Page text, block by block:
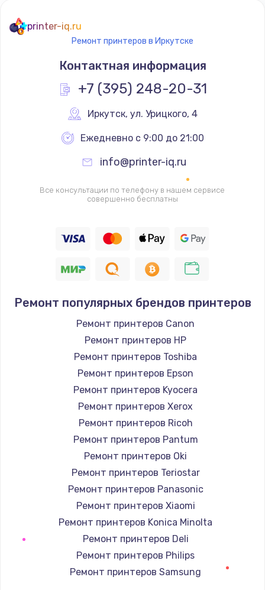
Замена термостата
1200 руб.
Заказать
Замена реле
Замена термопредохранителя
700 руб.
Замена ТЭНа
2500 руб.
Замена шнура
1400 руб.
Заказать
Замена / ремонт электронного модуля
управления
600 руб.
Заказать
Замена конфорки
1100 руб.
Заказать
Замена платы сенсора
Заказать
printer-iq.ru
Ремонт принтеров в Иркутске
Контактная информация
+7 (395) 248-20-31
Иркутск, ул. Урицкого, 4
Ежедневно с 9:00 до 21:00
info@printer-iq.ru
Все консультации по телефону в нашем сервисе
совершенно бесплатны
Ремонт популярных брендов принтеров
Ремонт принтеров Canon
Ремонт принтеров HP
Ремонт принтеров Toshiba
Ремонт принтеров Epson
Ремонт принтеров Kyocera
Ремонт принтеров Xerox
Ремонт принтеров Ricoh
Ремонт принтеров Pantum
Ремонт принтеров Oki
Ремонт принтеров Teriostar
Ремонт принтеров Panasonic
Ремонт принтеров Xiaomi
Ремонт принтеров Konica Minolta
Ремонт принтеров Deli
Ремонт принтеров Philips
Ремонт принтеров Samsung